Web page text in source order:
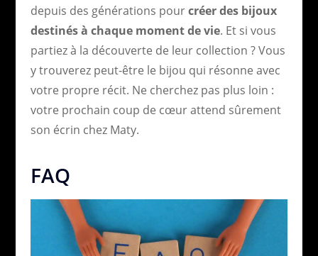
depuis des générations pourcréer des bijoux
destinés à chaque moment de vie. Et si vous
partiez à la découverte de leur collection ? Vous
y trouverez peut-être le bijou qui résonne avec
votre propre récit. Ne cherchez pas plus loin :
votre prochain coup de cœur attend sûrement
son écrin chez Maty.
FAQ